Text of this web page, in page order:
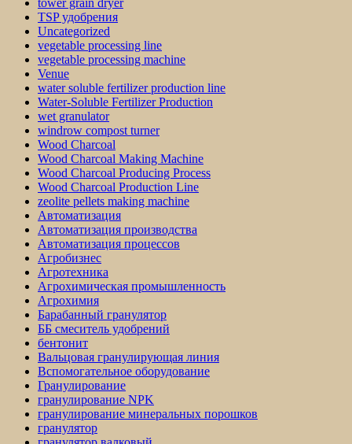
TSP удобрения
Uncategorized
vegetable processing line
vegetable processing machine
Venue
water soluble fertilizer production line
Water-Soluble Fertilizer Production
wet granulator
windrow compost turner
Wood Charcoal
Wood Charcoal Making Machine
Wood Charcoal Producing Process
Wood Charcoal Production Line
zeolite pellets making machine
Автоматизация
Автоматизация производства
Автоматизация процессов
Агробизнес
Агротехника
Агрохимическая промышленность
Агрохимия
Барабанный гранулятор
ББ смеситель удобрений
бентонит
Вальцовая гранулирующая линия
Вспомогательное оборудование
Гранулирование
гранулирование NPK
гранулирование минеральных порошков
гранулятор